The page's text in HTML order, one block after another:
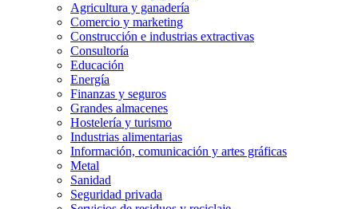
Agricultura y ganadería
Comercio y marketing
Construcción e industrias extractivas
Consultoría
Educación
Energía
Finanzas y seguros
Grandes almacenes
Hostelería y turismo
Industrias alimentarias
Información, comunicación y artes gráficas
Metal
Sanidad
Seguridad privada